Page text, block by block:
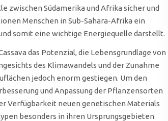
zwischen Südamerika und Afrika sicher und
Menschen in Sub-Sahara-Afrika ein
somit eine wichtige Energiequelle darstellt.
das Potenzial, die Lebensgrundlage von
des Klimawandels und der Zunahme
jedoch enorm gestiegen. Um den
und Anpassung der Pflanzensorten
Verfügbarkeit neuen genetischen Materials
besonders in ihren Ursprungsgebieten